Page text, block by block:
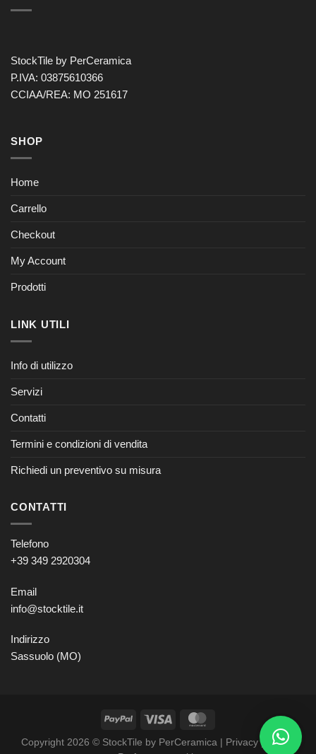
StockTile by PerCeramica
P.IVA: 03875610366
CCIAA/REA: MO 251617
SHOP
Home
Carrello
Checkout
My Account
Prodotti
LINK UTILI
Info di utilizzo
Servizi
Contatti
Termini e condizioni di vendita
Richiedi un preventivo su misura
CONTATTI
Telefono
+39 349 2920304
Email
info@stocktile.it
Indirizzo
Sassuolo (MO)
Copyright 2026 © StockTile by PerCeramica | Privacy policy–